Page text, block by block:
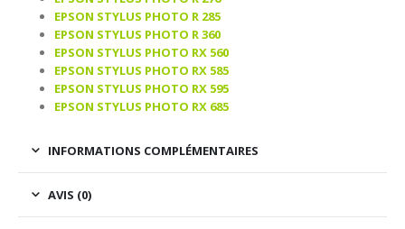
EPSON STYLUS PHOTO R 285
EPSON STYLUS PHOTO R 360
EPSON STYLUS PHOTO RX 560
EPSON STYLUS PHOTO RX 585
EPSON STYLUS PHOTO RX 595
EPSON STYLUS PHOTO RX 685
INFORMATIONS COMPLÉMENTAIRES
AVIS (0)